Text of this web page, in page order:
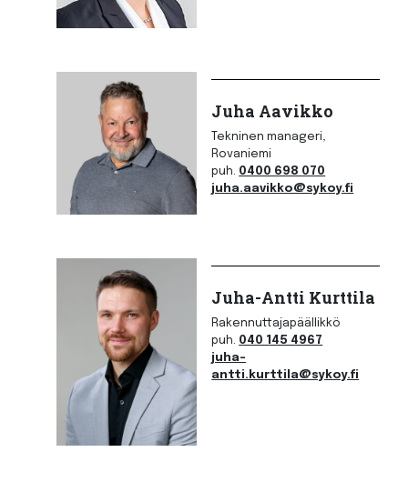
Juha Aavikko
Tekninen manageri,
Rovaniemi
puh. 0400 698 070
juha.aavikko@sykoy.fi
Juha-Antti Kurttila
Rakennuttajapäällikkö
puh. 040 145 4967
juha-
antti.kurttila@sykoy.fi